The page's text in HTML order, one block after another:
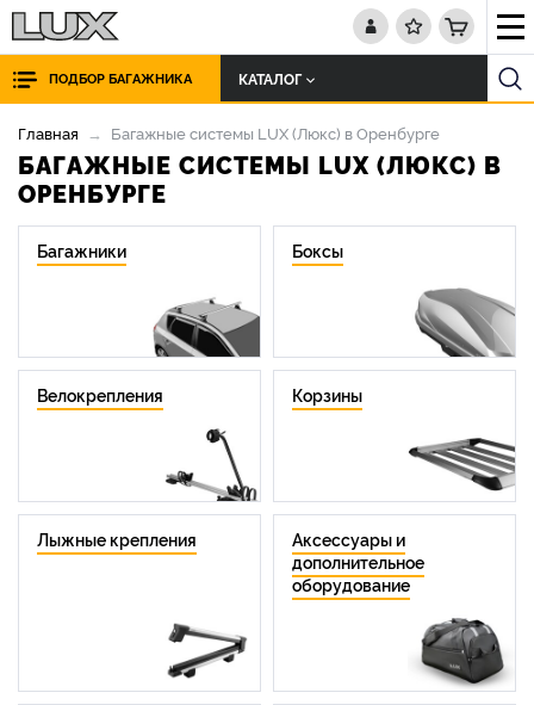
ПОДБОР БАГАЖНИКА КАТАЛОГ
Главная Багажные системы LUX (Люкс) в Оренбурге
БАГАЖНЫЕ СИСТЕМЫ LUX (ЛЮКС) В
ОРЕНБУРГЕ
Багажники Боксы
Велокрепления Корзины
Лыжные крепления
Аксессуары и
дополнительное
оборудование